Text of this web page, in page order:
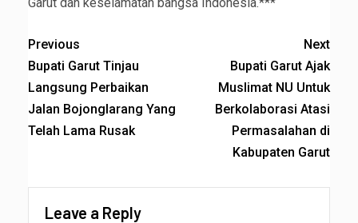
Previous
Bupati Garut Tinjau
Langsung Perbaikan
Jalan Bojonglarang Yang
Telah Lama Rusak
Next
Bupati Garut Ajak
Muslimat NU Untuk
Berkolaborasi Atasi
Permasalahan di
Kabupaten Garut
Leave a Reply